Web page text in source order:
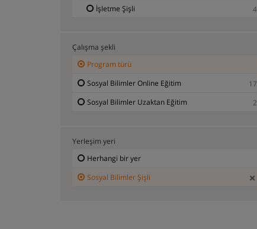
İşletme Şişli
4
Çalışma şekli
Program türü
Sosyal Bilimler Online Eğitim
17
Sosyal Bilimler Uzaktan Eğitim
2
Yerleşim yeri
Herhangi bir yer
Sosyal Bilimler Şişli